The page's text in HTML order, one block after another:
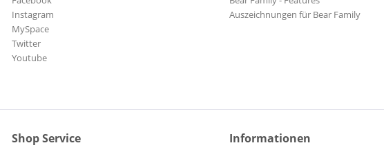
Beach Boys, The
Beck - Bogart - Appice
Instagram
MySpace
Twitter
Youtube
Auszeichnungen für Bear Family
Shop Service Informationen